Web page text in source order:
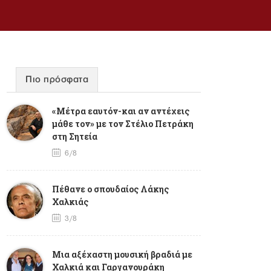
Πιο πρόσφατα
«Μέτρα εαυτόν-και αν αντέχεις
μάθε τον» με τον Στέλιο Πετράκη
στη Σητεία
6/8
Πέθανε ο σπουδαίος Λάκης
Χαλκιάς
3/8
Mια αξέχαστη μουσική βραδιά με
Χαλκιά και Γαργανουράκη